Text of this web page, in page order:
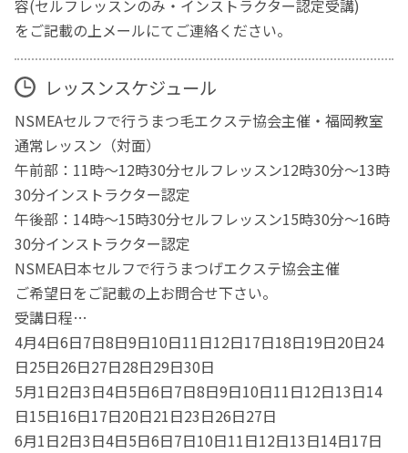
容(セルフレッスンのみ・インストラクター認定受講)
をご記載の上メールにてご連絡ください。
レッスンスケジュール
NSMEAセルフで行うまつ毛エクステ協会主催・福岡教室
通常レッスン（対面）
午前部：11時～12時30分セルフレッスン12時30分～13時
30分インストラクター認定
午後部：14時～15時30分セルフレッスン15時30分～16時
30分インストラクター認定
NSMEA日本セルフで行うまつげエクステ協会主催
ご希望日をご記載の上お問合せ下さい。
受講日程…
4月4日6日7日8日9日10日11日12日17日18日19日20日24
日25日26日27日28日29日30日
5月1日2日3日4日5日6日7日8日9日10日11日12日13日14
日15日16日17日20日21日23日26日27日
6月1日2日3日4日5日6日7日10日11日12日13日14日17日